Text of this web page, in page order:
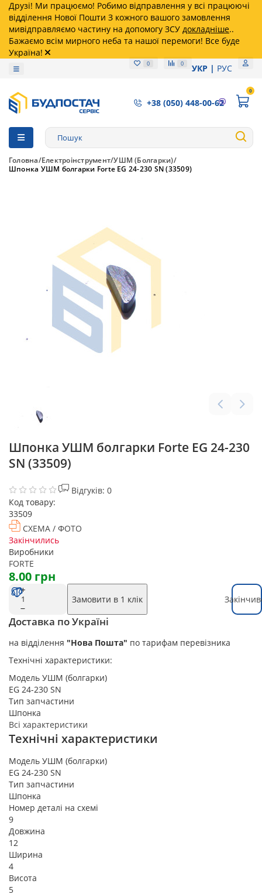
Друзі! Ми працюємо! Робимо відправлення у всі працюючі
відділення Нової Пошти З кожного вашого замовлення
мивідправляємо частину на допомогу ЗСУ докладніше..
Бажаємо всім мирного неба та нашої перемоги! Все буде
Україна!
0 0 УКР РУС
+38 (050) 448-00-62
0
Головна Електроінструмент УШМ (Болгарки)
Шпонка УШМ болгарки Forte EG 24-230 SN (33509)
Шпонка УШМ болгарки Forte EG 24-230
SN (33509)
Відгуків: 0
Код товару:
33509
СХЕМА / ФОТО
Закінчились
Виробники
FORTE
8.00 грн
Замовити в 1 клік
Доставка по Україні
на відділення "Нова Пошта" по тарифам перевізника
Технічні характеристики:
Модель УШМ (болгарки)
EG 24-230 SN
Тип запчастини
Шпонка
Всі характеристики
Технічні характеристики
Модель УШМ (болгарки)
EG 24-230 SN
Тип запчастини
Шпонка
Номер деталі на схемі
9
Довжина
12
Ширина
4
Висота
5